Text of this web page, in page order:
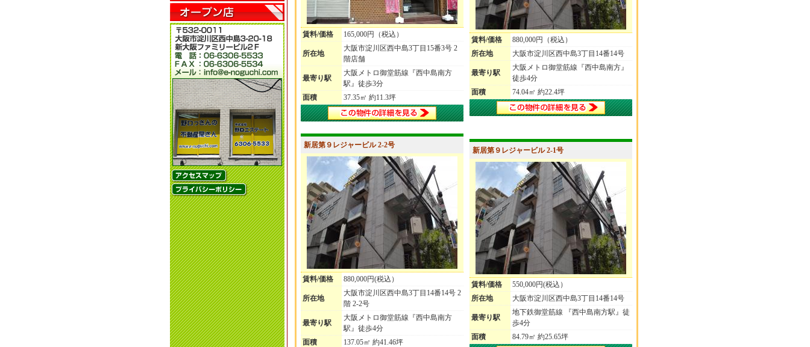
賃料/価格 165,000円（税込）
所在地
大阪市淀川区西中島3丁目15番3号 2
階店舗
最寄り駅
大阪メトロ御堂筋線『西中島南方
駅』徒歩3分
面積
37.35㎡ 約11.3坪
賃料/価格
880,000円（税込）
所在地
大阪市淀川区西中島3丁目14番14号
最寄り駅
大阪メトロ御堂筋線『西中島南方』
徒歩4分
面積
74.04㎡ 約22.4坪
新居第９レジャービル 2-2号
賃料/価格 880,000円(税込）
所在地
大阪市淀川区西中島3丁目14番14号 2
階 2-2号
最寄り駅
大阪メトロ御堂筋線『西中島南方
駅』徒歩4分
面積
137.05㎡ 約41.46坪
新居第９レジャービル 2-1号
賃料/価格
550,000円(税込）
所在地
大阪市淀川区西中島3丁目14番14号
最寄り駅
地下鉄御堂筋線 『西中島南方駅』徒
歩4分
面積
84.79㎡ 約25.65坪